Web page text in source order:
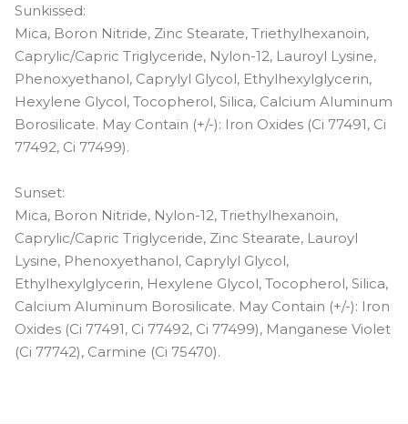
Sunkissed:
Mica, Boron Nitride, Zinc Stearate, Triethylhexanoin,
Caprylic/Capric Triglyceride, Nylon-12, Lauroyl Lysine,
Phenoxyethanol, Caprylyl Glycol, Ethylhexylglycerin,
Hexylene Glycol, Tocopherol, Silica, Calcium Aluminum
Borosilicate. May Contain (+/-): Iron Oxides (Ci 77491, Ci
77492, Ci 77499).
Sunset:
Mica, Boron Nitride, Nylon-12, Triethylhexanoin,
Caprylic/Capric Triglyceride, Zinc Stearate, Lauroyl
Lysine, Phenoxyethanol, Caprylyl Glycol,
Ethylhexylglycerin, Hexylene Glycol, Tocopherol, Silica,
Calcium Aluminum Borosilicate. May Contain (+/-): Iron
Oxides (Ci 77491, Ci 77492, Ci 77499), Manganese Violet
(Ci 77742), Carmine (Ci 75470).